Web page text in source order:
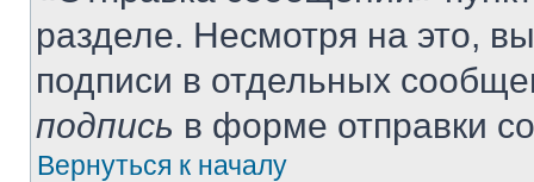
разделе. Несмотря на это,
подписи в отдельных
подпись в форме отправки
Вернуться к началу